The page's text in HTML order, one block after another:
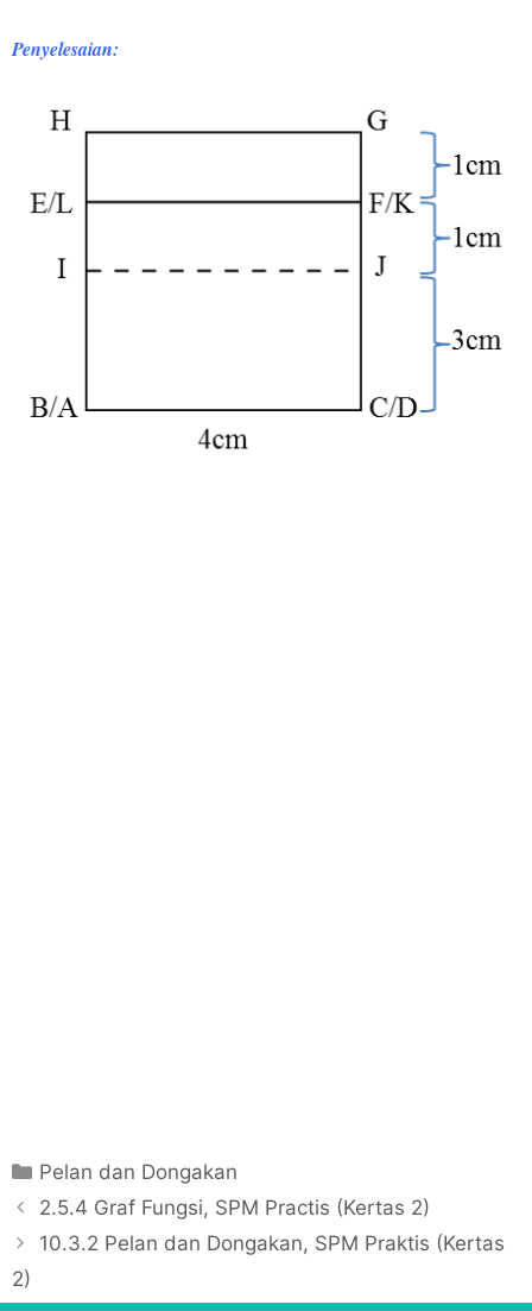
Penyelesaian:
C
a
e
Pelan dan Dongakan
P
o
t
2.5.4 Graf Fungsi, SPM Practis (Kertas 2)
10.3.2 Pelan dan Dongakan, SPM Praktis (Kertas
2)